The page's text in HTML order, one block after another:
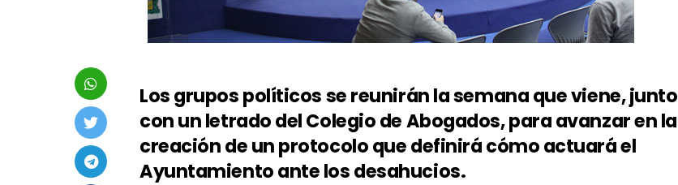
Los grupos políticos se reunirán la semana que viene, junto
con un letrado del Colegio de Abogados, para avanzar en la
creación de un protocolo que definirá cómo actuará el
Ayuntamiento ante los desahucios.